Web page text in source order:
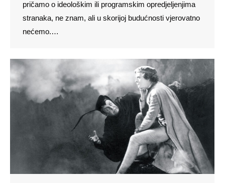
pričamo o ideološkim ili programskim opredjeljenjima
stranaka, ne znam, ali u skorijoj budućnosti vjerovatno
nećemo.…